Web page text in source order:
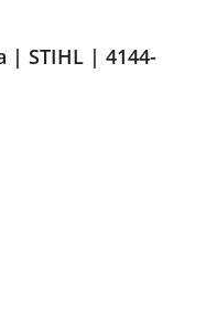
| STIHL | 4144-